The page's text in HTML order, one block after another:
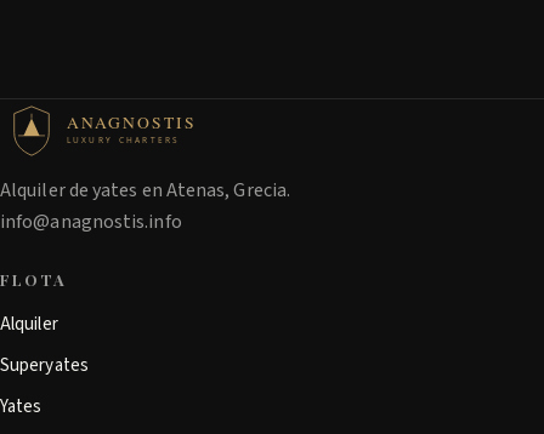
ANAGNOSTIS
LUXURY CHARTERS
Alquiler de yates en Atenas, Grecia.
info@anagnostis.info
FLOTA
Alquiler
Superyates
Yates